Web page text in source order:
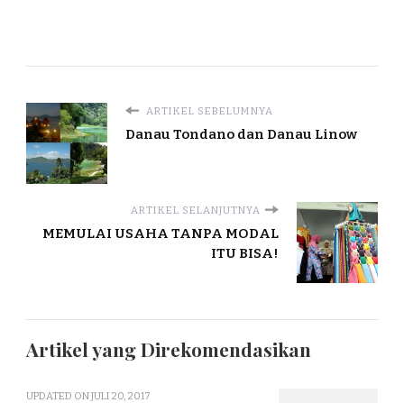
ARTIKEL SEBELUMNYA
Danau Tondano dan Danau Linow
ARTIKEL SELANJUTNYA
MEMULAI USAHA TANPA MODAL
ITU BISA!
Artikel yang Direkomendasikan
UPDATED ONJULI 20, 2017